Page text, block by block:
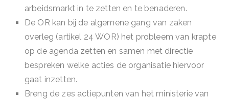
arbeidsmarkt in te zetten en te benaderen.
De OR kan bij de algemene gang van zaken
overleg (artikel 24 WOR) het probleem van krapte
op de agenda zetten en samen met directie
bespreken welke acties de organisatie hiervoor
gaat inzetten.
Breng de zes actiepunten van het ministerie van